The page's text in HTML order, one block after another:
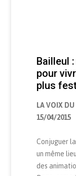
Bailleul
pour
plus
LA VOIX
15/04/2015
Conjuguer
un même
des